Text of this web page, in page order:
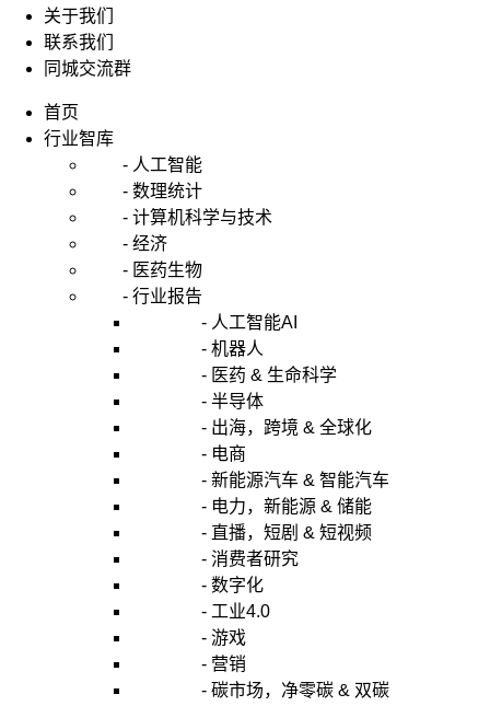
关于我们
联系我们
同城交流群
首页
行业智库
- 人工智能
- 数理统计
- 计算机科学与技术
- 经济
- 医药生物
- 行业报告
- 人工智能AI
- 机器人
- 医药 & 生命科学
- 半导体
- 出海，跨境 & 全球化
- 电商
- 新能源汽车 & 智能汽车
- 电力，新能源 & 储能
- 直播，短剧 & 短视频
- 消费者研究
- 数字化
- 工业4.0
- 游戏
- 营销
- 碳市场，净零碳 & 双碳